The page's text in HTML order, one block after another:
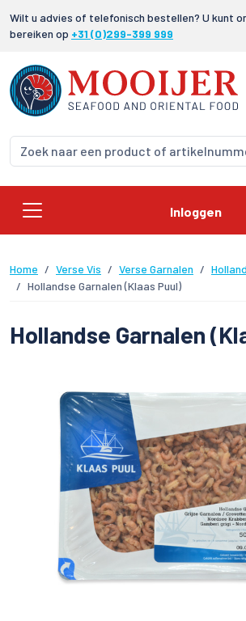
Wilt u advies of telefonisch bestellen? U kunt
bereiken op +31 (0)299-399 999
Inloggen
Home Verse Vis Verse Garnalen
Hollandse Garnalen (Klaas Puul)
Hollandse Garnalen